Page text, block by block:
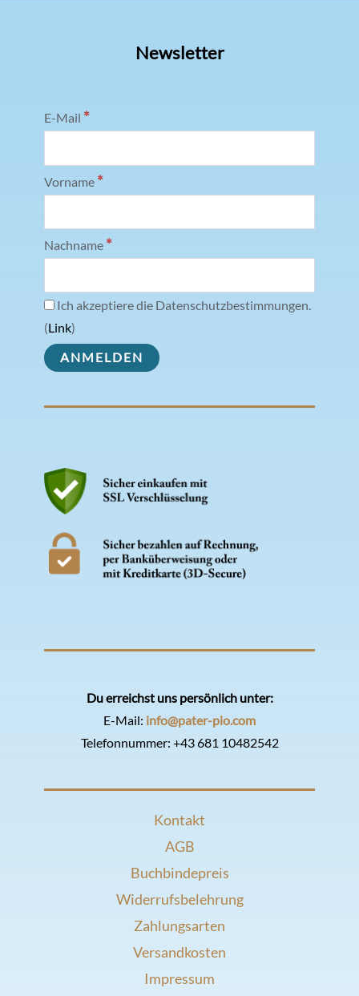
Newsletter
E-Mail *
Vorname *
Nachname *
Ich akzeptiere die Datenschutzbestimmungen.
(Link)
Du erreichst uns persönlich unter:
E-Mail: info@pater-pio.com
Telefonnummer: +43 681 10482542
Kontakt
AGB
Buchbindepreis
Widerrufsbelehrung
Zahlungsarten
Versandkosten
Impressum